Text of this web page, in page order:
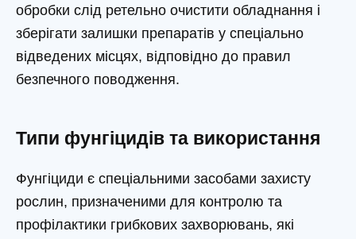
обробки слід ретельно очистити обладнання і
зберігати залишки препаратів у спеціально
відведених місцях, відповідно до правил
безпечного поводження.
Типи фунгіцидів та використання
Фунгіциди є спеціальними засобами захисту
рослин, призначеними для контролю та
профілактики грибкових захворювань, які